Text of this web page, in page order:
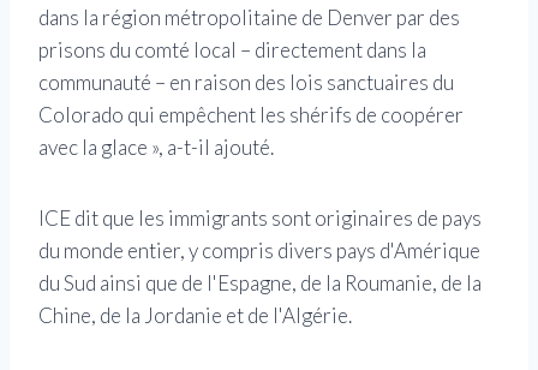
dans la région métropolitaine de Denver par des
prisons du comté local – directement dans la
communauté – en raison des lois sanctuaires du
Colorado qui empêchent les shérifs de coopérer
avec la glace », a-t-il ajouté.
ICE dit que les immigrants sont originaires de pays
du monde entier, y compris divers pays d'Amérique
du Sud ainsi que de l'Espagne, de la Roumanie, de la
Chine, de la Jordanie et de l'Algérie.